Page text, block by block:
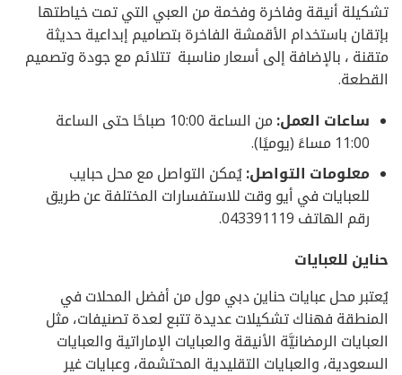
تشكيلة أنيقة وفاخرة وفخمة من العبي التي تمت خياطتها
بإتقان باستخدام الأقمشة الفاخرة بتصاميم إبداعية حديثة
متقنة ، بالإضافة إلى أسعار مناسبة تتلائم مع جودة وتصميم
القطعة.
ساعات العمل:
من الساعة 10:00 صباحًا حتى الساعة
11:00 مساءً (يوميًا).
معلومات التواصل:يُمكن التواصل مع محل حبايب
للعبايات في أيو وقت للاستفسارات المختلفة عن طريق
رقم الهاتف043391119.
حناين للعبايات
يُعتبر محل عبايات حناين دبي مول من أفضل المحلات في
المنطقة فهناك تشكيلات عديدة تتبع لعدة تصنيفات، مثل
العبايات الرمضانيَّة الأنيقة والعبايات الإماراتية والعبايات
السعودية، والعبايات التقليدية المحتشمة، وعبايات غير